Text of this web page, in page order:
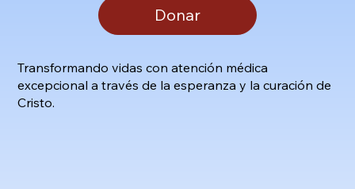
Donar
Transformando vidas con atención médica
excepcional a través de la esperanza y la curación de
Cristo.